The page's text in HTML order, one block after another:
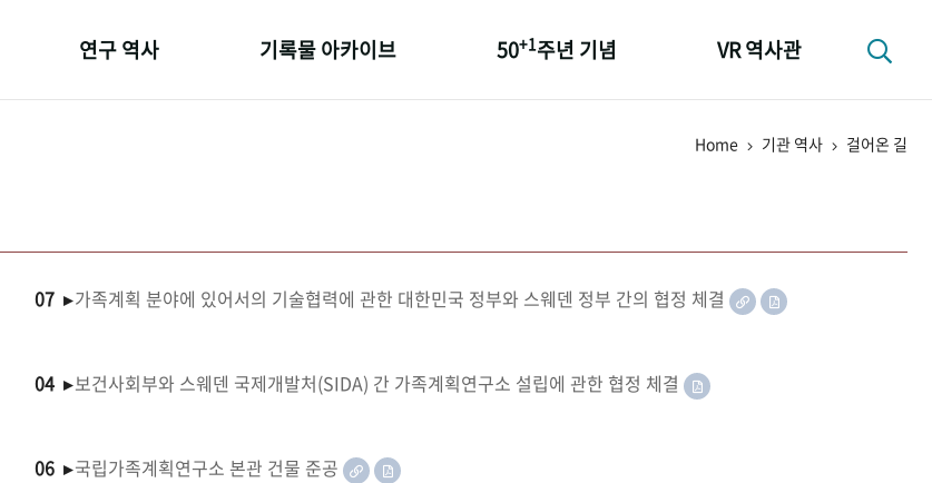
연구 역사 기록물 아카이브 50+1주년 기념 VR 역사관
Home 기관 역사 걸어온 길
07 ▸가족계획 분야에 있어서의 기술협력에 관한 대한민국 정부와 스웨덴 정부 간의 협정 체결
04 ▸보건사회부와 스웨덴 국제개발처(SIDA) 간 가족계획연구소 설립에 관한 협정 체결
06 ▸국립가족계획연구소 본관 건물 준공